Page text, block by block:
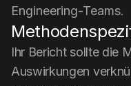
Engineering-Teams.
Ihr Bericht sollte die
Auswirkungen